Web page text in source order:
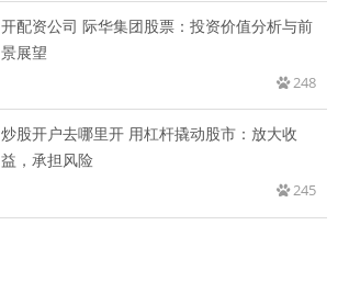
开配资公司 际华集团股票：投资价值分析与前
景展望
248
炒股开户去哪里开 用杠杆撬动股市：放大收
益，承担风险
245